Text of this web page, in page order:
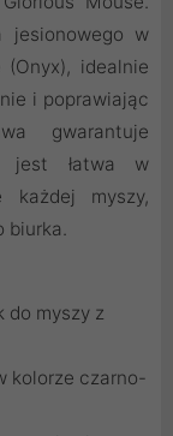
jesionowego w
(Onyx), idealnie
i poprawiając
gwarantuje
jest łatwa w
każdej myszy,
biurka.
do myszy z
kolorze czarno-